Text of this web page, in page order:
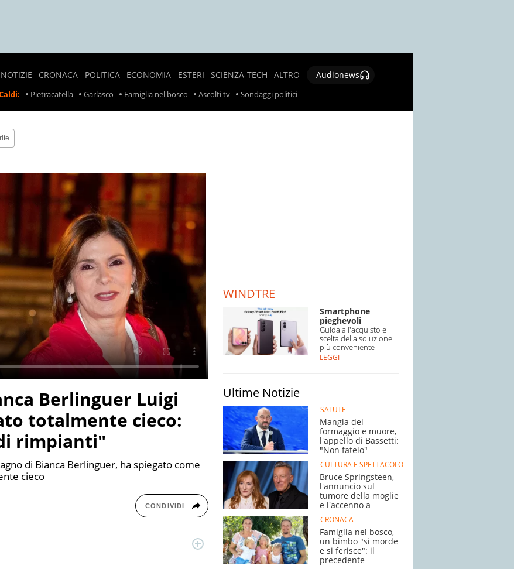
CRONACA
LOCALI
TERREMOTI
E VULCANI
STORIE
POLITICA
POLITICI
ECONOMIA
ESTERI
ESTERA
SCIENZA-TECH
ALTRO
Audionews
Pietracatella Garlasco Famiglia nel bosco Ascolti tv Sondaggi politici
Berlinguer Luigi
totalmente cieco:
rimpianti"
di Bianca Berlinguer, ha spiegato come
cieco
CONDIVIDI
WINDTRE
Smartphone
pieghevoli
Guida all'acquisto e
scelta della soluzione
più conveniente
LEGGI
Ultime Notizie
SALUTE
Mangia del
formaggio e muore,
l'appello di Bassetti:
"Non fatelo"
CULTURA E SPETTACOLO
Bruce Springsteen,
l'annuncio sul
tumore della moglie
e l'accenno a
Trump
CRONACA
Famiglia nel bosco,
un bimbo "si morde
e si ferisce": il
precedente